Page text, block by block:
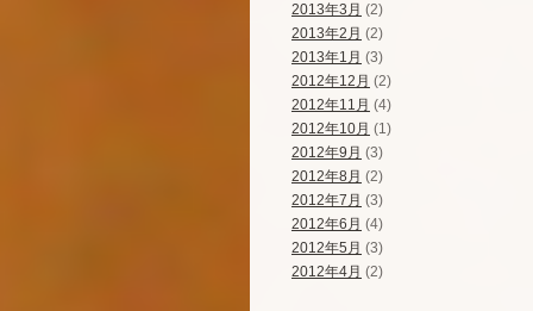
2013年3月 (2)
2013年2月 (2)
2013年1月 (3)
2012年12月 (2)
2012年11月 (4)
2012年10月 (1)
2012年9月 (3)
2012年8月 (2)
2012年7月 (3)
2012年6月 (4)
2012年5月 (3)
2012年4月 (2)